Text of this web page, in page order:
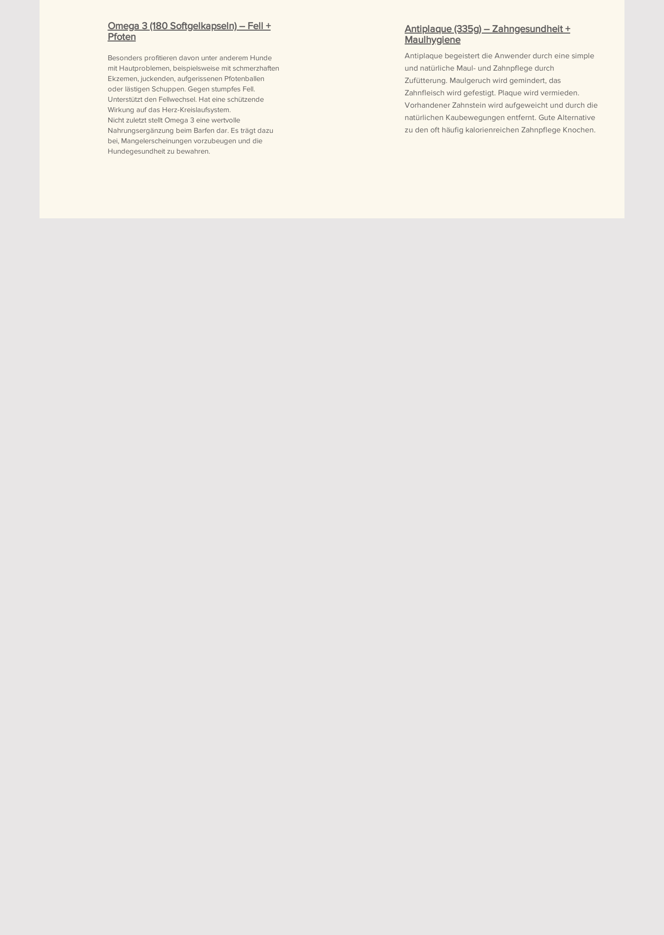
Omega 3 (180 Softgelkapseln) – Fell +
Pfoten
Besonders profitieren davon unter anderem Hunde
mit Hautproblemen, beispielsweise mit schmerzhaften
Ekzemen, juckenden, aufgerissenen Pfotenballen
oder lästigen Schuppen. Gegen stumpfes Fell.
Unterstützt den Fellwechsel. Hat eine schützende
Wirkung auf das Herz-Kreislaufsystem.
Nicht zuletzt stellt Omega 3 eine wertvolle
Nahrungsergänzung beim Barfen dar. Es trägt dazu
bei, Mangelerscheinungen vorzubeugen und die
Hundegesundheit zu bewahren.
Antiplaque (335g) – Zahngesundheit +
Maulhygiene
Antiplaque begeistert die Anwender durch eine simple
und natürliche Maul- und Zahnpflege durch
Zufütterung. Maulgeruch wird gemindert, das
Zahnfleisch wird gefestigt. Plaque wird vermieden.
Vorhandener Zahnstein wird aufgeweicht und durch die
natürlichen Kaubewegungen entfernt. Gute Alternative
zu den oft häufig kalorienreichen Zahnpflege Knochen.